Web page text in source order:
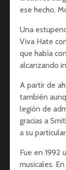
ese hecho,
Una
Viva Hate
que había
alcanzando
A partir de
también
legión de
gracias a
a su
Fue en 1992
musicales.